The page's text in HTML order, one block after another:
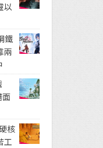
以
鐵
兩
面
核
工